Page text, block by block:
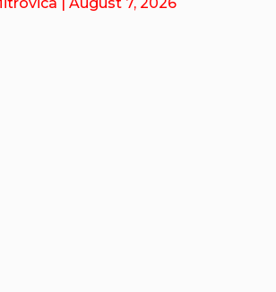
| August 7, 2026